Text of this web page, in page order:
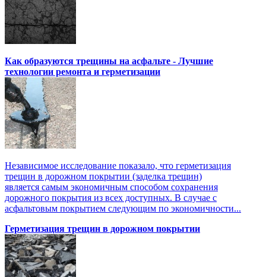
Как образуются трещины на асфальте - Лучшие
технологии ремонта и герметизации
Независимое исследование показало, что герметизация
трещин в дорожном покрытии (заделка трещин)
является самым экономичным способом сохранения
дорожного покрытия из всех доступных. В случае с
асфальтовым покрытием следующим по экономичности...
Герметизация трещин в дорожном покрытии